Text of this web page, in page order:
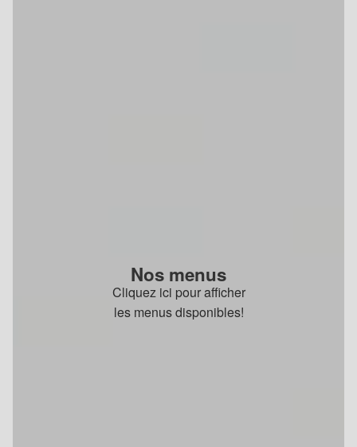
Nos menus
Cliquez ici pour afficher
les menus disponibles!